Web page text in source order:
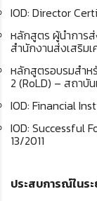
IOD: Director
หลักสูตร ผู้นำการ
สำนักงานส่งเสริม
หลักสูตรอบรมสำห
2 (RoLD) – สถาบั
IOD: Financial
IOD: Successful
13/2011
ประสบการณ์ในร